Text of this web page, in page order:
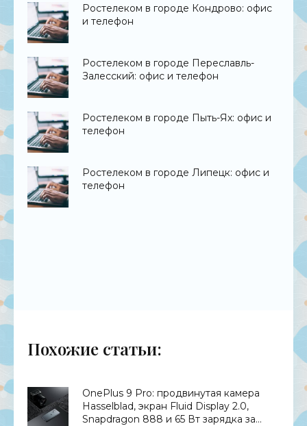
Ростелеком в городе Кондрово: офис
и телефон
Ростелеком в городе Переславль-
Залесский: офис и телефон
Ростелеком в городе Пыть-Ях: офис и
телефон
Ростелеком в городе Липецк: офис и
телефон
Похожие статьи:
OnePlus 9 Pro: продвинутая камера
Hasselblad, экран Fluid Display 2.0,
Snapdragon 888 и 65 Вт зарядка за